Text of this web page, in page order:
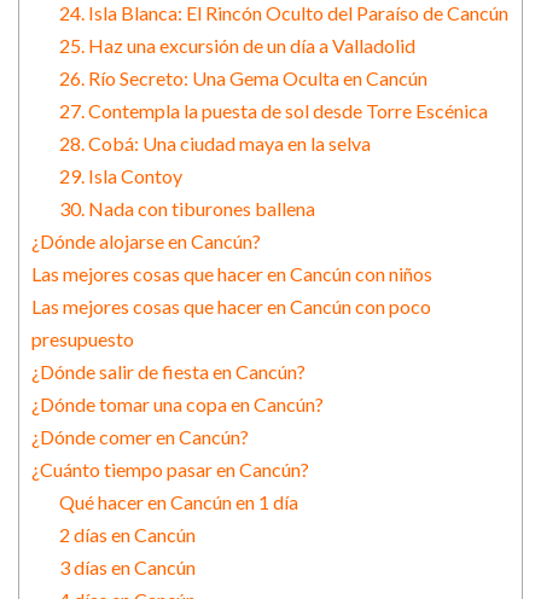
24. Isla Blanca: El Rincón Oculto del Paraíso de Cancún
25. Haz una excursión de un día a Valladolid
26. Río Secreto: Una Gema Oculta en Cancún
27. Contempla la puesta de sol desde Torre Escénica
28. Cobá: Una ciudad maya en la selva
29. Isla Contoy
30. Nada con tiburones ballena
¿Dónde alojarse en Cancún?
Las mejores cosas que hacer en Cancún con niños
Las mejores cosas que hacer en Cancún con poco
presupuesto
¿Dónde salir de fiesta en Cancún?
¿Dónde tomar una copa en Cancún?
¿Dónde comer en Cancún?
¿Cuánto tiempo pasar en Cancún?
Qué hacer en Cancún en 1 día
2 días en Cancún
3 días en Cancún